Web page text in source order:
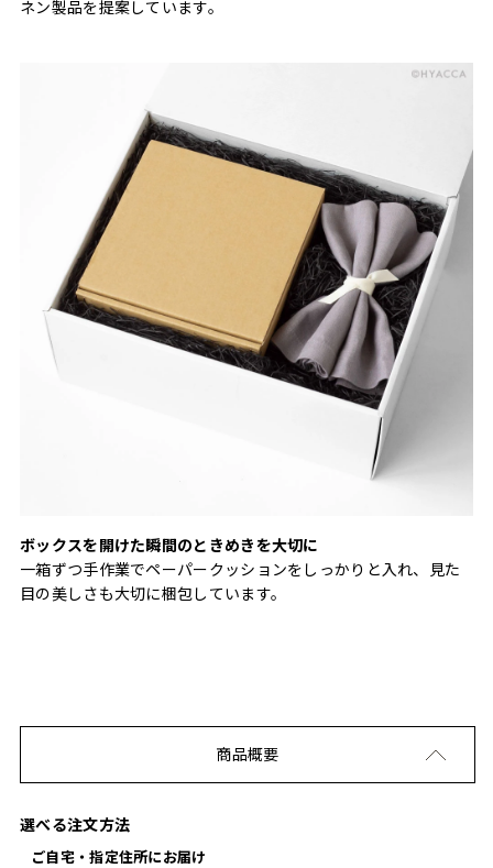
ネン製品を提案しています。
ボックスを開けた瞬間のときめきを大切に
一箱ずつ手作業でペーパークッションをしっかりと入れ、見た
目の美しさも大切に梱包しています。
商品概要
選べる注文方法
ご自宅・指定住所にお届け